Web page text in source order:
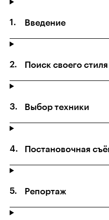
Введение
Поиск своего
Выбор техники
Постановочная
Репортаж